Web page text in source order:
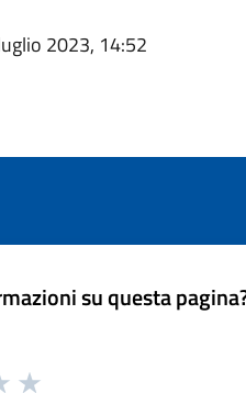
2023, 14:52
su questa